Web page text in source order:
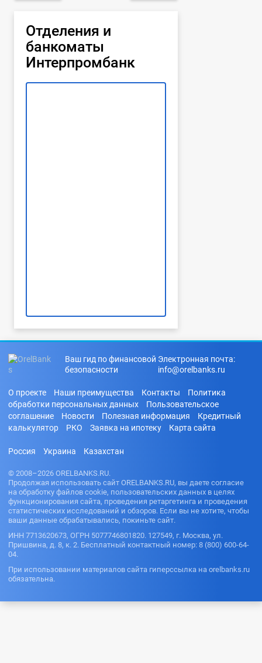
Отделения и
банкоматы
Интерпромбанк
Ваш гид по финансовой
безопасности
Электронная почта:
info@orelbanks.ru
О проекте Наши преимущества Контакты
Политика
обработки персональных данных
Пользовательское
соглашение
Новости Полезная информация
Кредитный
калькулятор
РКО Заявка на ипотеку Карта сайта
Россия Украина Казахстан
© 2008–2026 ORELBANKS.RU.
Продолжая использовать сайт ORELBANKS.RU, вы даете согласие
на обработку файлов cookie, пользовательских данных в целях
функционирования сайта, проведения ретаргетинга и проведения
статистических исследований и обзоров. Если вы не хотите, чтобы
ваши данные обрабатывались, покиньте сайт.
ИНН 7713620673, ОГРН 5077746801820. 127549, г. Москва, ул.
Пришвина, д. 8, к. 2. Бесплатный контактный номер: 8 (800) 600-64-
04.
При использовании материалов сайта гиперссылка на orelbanks.ru
обязательна.